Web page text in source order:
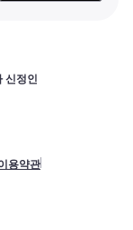
신정인
용약관